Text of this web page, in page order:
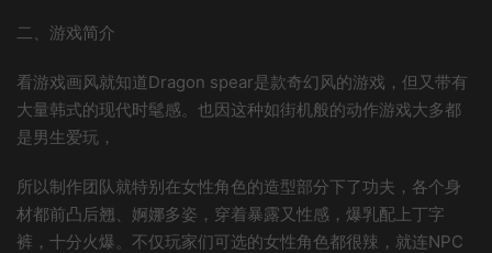
二、游戏简介
看游戏画风就知道Dragon spear是款奇幻风的游戏，但又带有
大量韩式的现代时髦感。也因这种如街机般的动作游戏大多都
是男生爱玩，
所以制作团队就特别在女性角色的造型部分下了功夫，各个身
材都前凸后翘、婀娜多姿，穿着暴露又性感，爆乳配上丁字
裤，十分火爆。不仅玩家们可选的女性角色都很辣，就连NPC